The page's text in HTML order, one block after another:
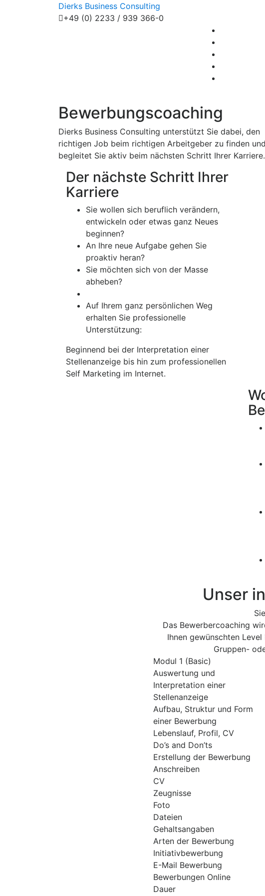
Dierks Business Consulting
+49 (0) 2233 / 939 366-0
Bewerbungscoaching
Dierks Business Consulting unterstützt Sie dabei, den
richtigen Job beim richtigen Arbeitgeber zu finden und
begleitet Sie aktiv beim nächsten Schritt Ihrer Karriere.
Der nächste Schritt Ihrer
Karriere
Sie wollen sich beruflich verändern,
entwickeln oder etwas ganz Neues
beginnen?
An Ihre neue Aufgabe gehen Sie
proaktiv heran?
Sie möchten sich von der Masse
abheben?
Auf Ihrem ganz persönlichen Weg
erhalten Sie professionelle
Unterstützung:
Beginnend bei der Interpretation einer
Stellenanzeige bis hin zum professionellen
Self Marketing im Internet.
Unser
Das Bewerbercoaching
Ihnen gewünschten
Gruppen-
Modul 1 (Basic)
Auswertung und
Interpretation einer
Stellenanzeige
Aufbau, Struktur und Form
einer Bewerbung
Lebenslauf, Profil, CV
Do’s and Don’ts
Erstellung der Bewerbung
Anschreiben
CV
Zeugnisse
Foto
Dateien
Gehaltsangaben
Arten der Bewerbung
Initiativbewerbung
E-Mail Bewerbung
Bewerbungen Online
Dauer